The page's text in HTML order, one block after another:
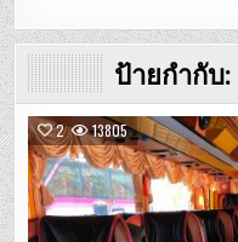
ป้ายกำกับ:
2 13805